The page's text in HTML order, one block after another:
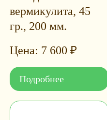
вермикулита, 45
гр., 200 мм.
7 600 ₽
Подробнее